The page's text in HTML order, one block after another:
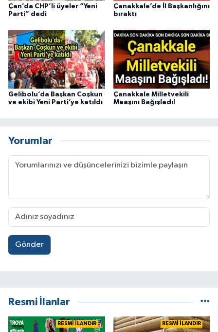
Çan’da CHP’li üyeler “Yeni
Parti” dedi
Çanakkale’de İl Başkanlığını
bıraktı
Gelibolu’da Başkan Coşkun
ve ekibi Yeni Parti’ye katıldı
Çanakkale Milletvekili
Maaşını Bağışladı!
Yorumlar
Gönder
Resmi İlanlar
RESMİ İLANDIR RESMİ İLANDIR